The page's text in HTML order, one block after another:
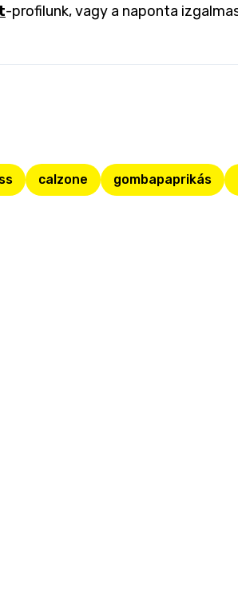
-profilunk, vagy a naponta
calzone gombapaprikás